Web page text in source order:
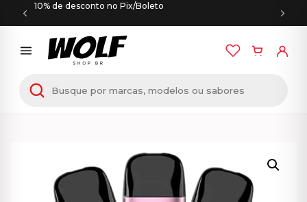
10% de desconto no Pix/Boleto
Início /UWELL CALIBURN/ UWELL Caliburn X –